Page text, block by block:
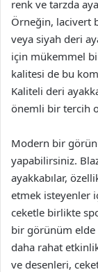
renk ve tarzda
Örneğin, lacivert
veya siyah deri
için mükemmel
kalitesi de bu
Kaliteli deri
önemli bir tercih
Modern bir
yapabilirsiniz.
ayakkabılar,
etmek isteyenler
ceketle birlikte
bir görünüm elde
daha rahat
ve desenleri,